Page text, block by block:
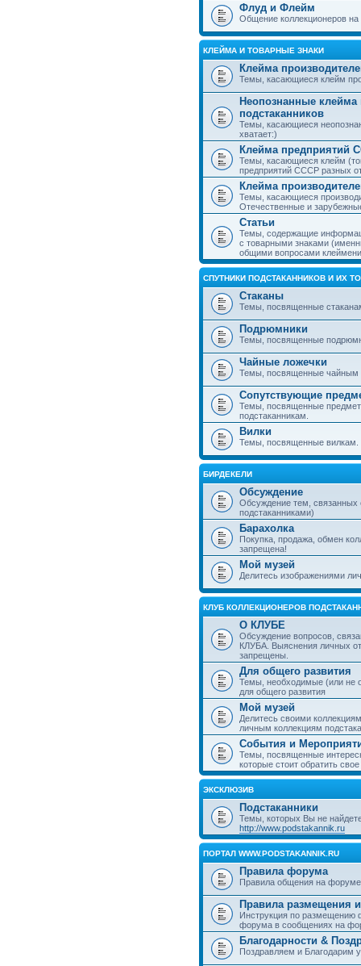
Флуд и Флейм
Общение коллекционеров
КЛЕЙМА И ТОВАРНЫЕ ЗНАКИ
Клейма
Темы, касающиеся клейм
Неопознанные клейма
подстаканников
Темы, касающиеся
хватает:)
Клейма предприятий
Темы, касающиеся клейм
предприятий СССР разных
Клейма
Темы, касающиеся
Отечественные и
Статьи
Темы, содержащие
с товарными знаками
общими вопросами
СПУТНИКИ ПОДСТАКАННИКОВ И ИХ
Стаканы
Темы, посвященные
Подрюмники
Темы, посвященные
Чайные ложечки
Темы, посвященные чайным
Сопутствующие
Темы, посвященные
подстаканникам.
Вилки
Темы, посвященные вилкам.
БИРДЕКЕЛИ
Обсуждение
Обсуждение тем,
подстаканниками)
Барахолка
Покупка, продажа, обмен
запрещена!
Мой музей
Делитесь изображениями
КЛУБ КОЛЛЕКЦИОНЕРОВ
О КЛУБЕ
Обсуждение вопросов,
КЛУБА. Выяснения личных
запрещены.
Для общего развития
Темы, необходимые (или не
для общего развития
Мой музей
Делитесь своими
личным коллекциям
События и
Темы, посвященные
которые стоит обратить
ЭКСКЛЮЗИВ
Подстаканники
Темы, которых Вы не
http://www.podstakannik.ru
ПОРТАЛ WWW.PODSTAKANNIK.RU
Правила форума
Правила общения на форуме
Правила размещения
Инструкция по размещению
форума в сообщениях на
Благодарности &
Поздравляем и Благодарим